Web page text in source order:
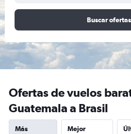
Buscar ofertas
Ofertas de vuelos
Guatemala a Brasil
Más
Mejor